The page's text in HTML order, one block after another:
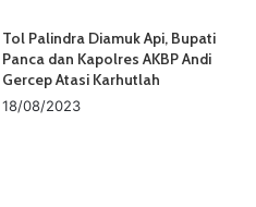
Tol Palindra Diamuk Api, Bupati
Panca dan Kapolres AKBP Andi
Gercep Atasi Karhutlah
18/08/2023